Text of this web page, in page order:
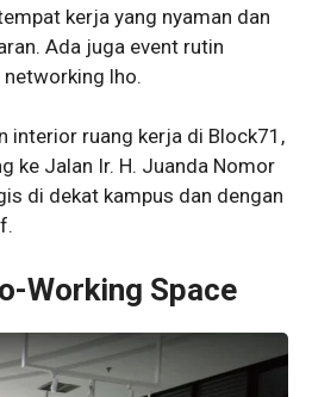
kerja yang nyaman dan
Ada juga event rutin
lho.
interior ruang kerja di Block71,
ke Jalan Ir. H. Juanda Nomor
di dekat kampus dan dengan
Working Space